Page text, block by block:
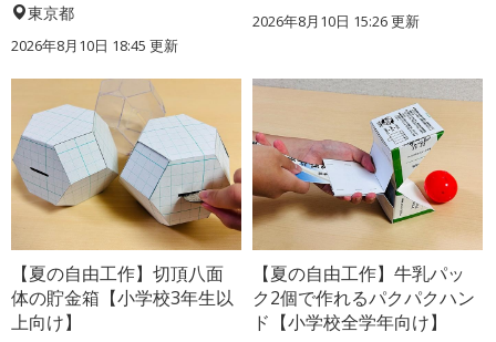
東京都
2026年8月10日 18:45 更新
2026年8月10日 15:26更新
【夏の自由工作】切頂八面
体の貯金箱【小学校3年生以
上向け】
【夏の自由工作】牛乳パッ
ク2個で作れるパクパクハン
ド【小学校全学年向け】